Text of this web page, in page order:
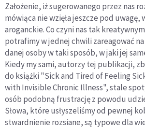
Założenie, iż sugerowanego przez nas
mówiąca nie wzięła jeszcze pod uwagę,
aroganckie. Co czyni nas tak
potrafimy w jednej chwili zareagować
danej osoby w taki sposób, w jaki jej
Kiedy my sami, autorzy tej publikacji,
do książki "Sick and Tired of Feeling
with Invisible Chronic Illness", stale
osób podobną frustrację z powodu
Słowa, które usłyszeliśmy od pewnej
stwardnienie rozsiane, są typowe dla